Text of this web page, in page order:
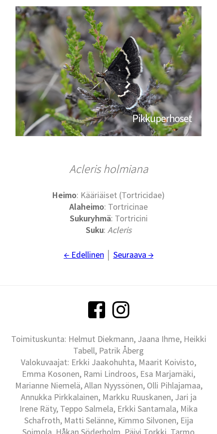
Pikkuperhoset
Acleris holmiana
Heimo: Kääriäiset (Tortricidae)
Alaheimo: Tortricinae
Sukuryhmä: Tortricini
Suku: Acleris
← Edellinen Seuraava →
Toimituskunta: Helmut Diekmann, Jaana Ihme, Heikki
Tabell, Patrik Åberg
Valokuvaajat: Erkki Jaakohuhta, Maarit Koivisto,
Emma Kosonen, Rami Lindroos, Esa Marjamäki,
Marianne Niemelä, Allan Nyyssönen, Olli Pihlajamaa,
Annukka Pirkkalainen, Markku Ruuskanen, Jari ja
Irene Räty, Teppo Salmela, Erkki Santamala, Mika
Schafroth, Matti Selänne, Kimmo Silvonen, Eija